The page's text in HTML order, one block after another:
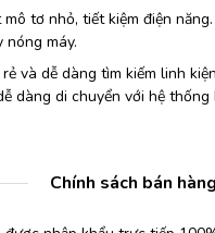
mô tơ nhỏ, tiết kiệm điện
nóng máy.
và dễ dàng tìm kiếm linh
dàng di chuyển với hệ
Chính sách bán hàng